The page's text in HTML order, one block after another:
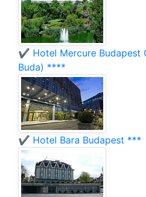
✔️ Hotel Mercure Budapest
Buda) ****
✔️ Hotel Bara Budapest ***